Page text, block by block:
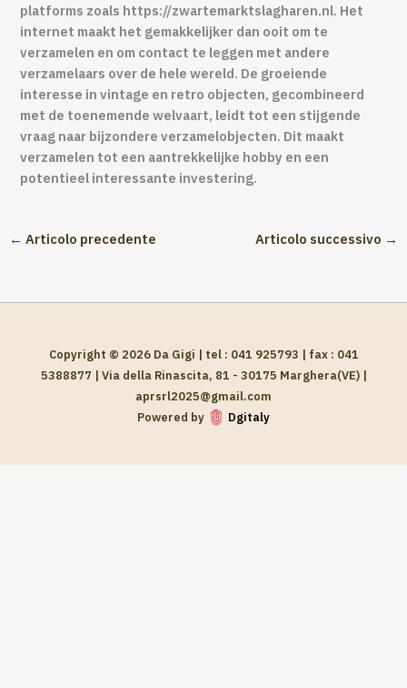
platforms zoals https://zwartemarktslagharen.nl. Het
internet maakt het gemakkelijker dan ooit om te
verzamelen en om contact te leggen met andere
verzamelaars over de hele wereld. De groeiende
interesse in vintage en retro objecten, gecombineerd
met de toenemende welvaart, leidt tot een stijgende
vraag naar bijzondere verzamelobjecten. Dit maakt
verzamelen tot een aantrekkelijke hobby en een
potentieel interessante investering.
← Articolo precedente Articolo successivo →
Copyright © 2026 Da Gigi | tel : 041 925793 | fax : 041
5388877 | Via della Rinascita, 81 - 30175 Marghera(VE) |
aprsrl2025@gmail.com
Powered by
Dgitaly